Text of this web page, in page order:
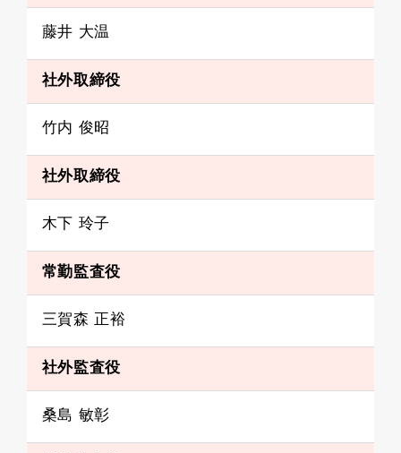
藤井 大温
社外取締役
竹内 俊昭
社外取締役
木下 玲子
常勤監査役
三賀森 正裕
社外監査役
桑島 敏彰